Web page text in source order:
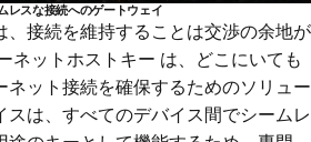
レスな接続へのゲートウェイ
、接続を維持することは交渉の余地が
ネットホストキー は、どこにいても
ット接続を確保するためのソリュー
スは、すべてのデバイス間でシームレ